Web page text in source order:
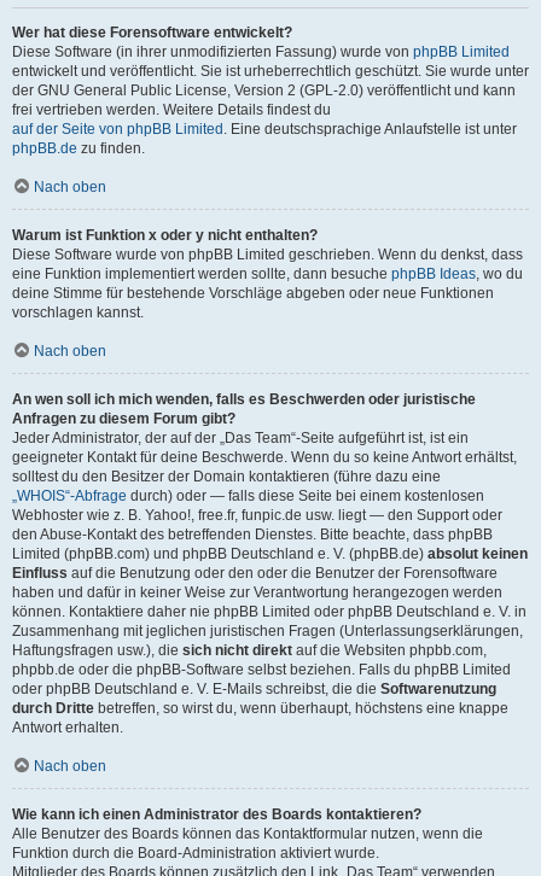
Wer hat diese Forensoftware entwickelt?
Diese Software (in ihrer unmodifizierten Fassung) wurde von phpBB Limited
entwickelt und veröffentlicht. Sie ist urheberrechtlich geschützt. Sie wurde unter
der GNU General Public License, Version 2 (GPL-2.0) veröffentlicht und kann
frei vertrieben werden. Weitere Details findest du
auf der Seite von phpBB Limited . Eine deutschsprachige Anlaufstelle ist unter
phpBB.de zu finden.
Nach oben
Warum ist Funktion x oder y nicht enthalten?
Diese Software wurde von phpBB Limited geschrieben. Wenn du denkst, dass
eine Funktion implementiert werden sollte, dann besuche phpBB Ideas, wo du
deine Stimme für bestehende Vorschläge abgeben oder neue Funktionen
vorschlagen kannst.
Nach oben
An wen soll ich mich wenden, falls es Beschwerden oder juristische
Anfragen zu diesem Forum gibt?
Jeder Administrator, der auf der „Das Team“-Seite aufgeführt ist, ist ein
geeigneter Kontakt für deine Beschwerde. Wenn du so keine Antwort erhältst,
solltest du den Besitzer der Domain kontaktieren (führe dazu eine
„WHOIS“-Abfrage durch) oder — falls diese Seite bei einem kostenlosen
Webhoster wie z. B. Yahoo!, free.fr, funpic.de usw. liegt — den Support oder
den Abuse-Kontakt des betreffenden Dienstes. Bitte beachte, dass phpBB
Limited (phpBB.com) und phpBB Deutschland e. V. (phpBB.de) absolut keinen
Einfluss auf die Benutzung oder den oder die Benutzer der Forensoftware
haben und dafür in keiner Weise zur Verantwortung herangezogen werden
können. Kontaktiere daher nie phpBB Limited oder phpBB Deutschland e. V. in
Zusammenhang mit jeglichen juristischen Fragen (Unterlassungserklärungen,
Haftungsfragen usw.), die sich nicht direkt auf die Websiten phpbb.com,
phpbb.de oder die phpBB-Software selbst beziehen. Falls du phpBB Limited
oder phpBB Deutschland e. V. E-Mails schreibst, die die Softwarenutzung
durch Dritte betreffen, so wirst du, wenn überhaupt, höchstens eine knappe
Antwort erhalten.
Nach oben
Wie kann ich einen Administrator des Boards kontaktieren?
Alle Benutzer des Boards können das Kontaktformular nutzen, wenn die
Funktion durch die Board-Administration aktiviert wurde.
Mitglieder des Boards können zusätzlich den Link „Das Team“ verwenden.